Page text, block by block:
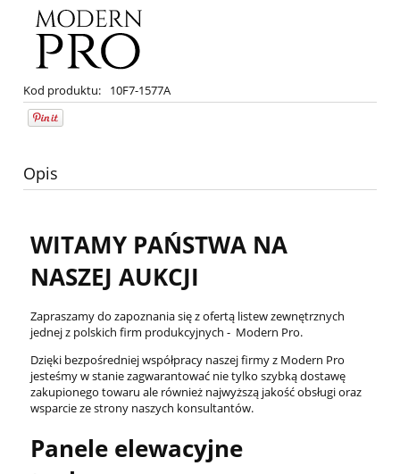
Kod produktu: 10F7-1577A
Opis
WITAMY PAŃSTWA NA
NASZEJ AUKCJI
Zapraszamy do zapoznania się z ofertą listew zewnętrznych
jednej z polskich firm produkcyjnych - Modern Pro.
Dzięki bezpośredniej współpracy naszej firmy z Modern Pro
jesteśmy w stanie zagwarantować nie tylko szybką dostawę
zakupionego towaru ale również najwyższą jakość obsługi oraz
wsparcie ze strony naszych konsultantów.
Panele elewacyjne